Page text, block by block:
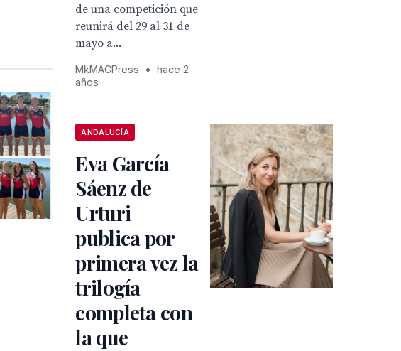
de una competición que
reunirá del 29 al 31 de
mayo a...
MkMACPress •
hace 2
años
ANDALUCÍA
Eva García
Sáenz de
Urturi
publica por
primera vez la
trilogía
completa con
la que